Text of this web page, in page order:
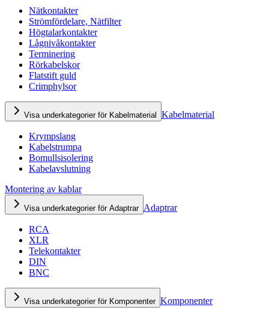
Nätkontakter
Strömfördelare, Nätfilter
Högtalarkontakter
Lågnivåkontakter
Terminering
Rörkabelskor
Flatstift guld
Crimphylsor
Visa underkategorier för Kabelmaterial Kabelmaterial
Krympslang
Kabelstrumpa
Bomullsisolering
Kabelavslutning
Montering av kablar
Visa underkategorier för Adaptrar Adaptrar
RCA
XLR
Telekontakter
DIN
BNC
Visa underkategorier för Komponenter Komponenter